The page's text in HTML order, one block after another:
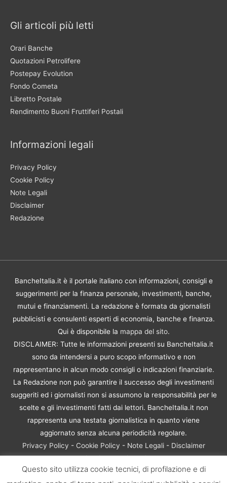
Gli articoli più letti
Orari Banche
Quotazioni Petrolifere
Postepay Evolution
Fondo Cometa
Libretto Postale
Rendimento Buoni Fruttiferi Postali
Informazioni legali
Privacy Policy
Cookie Policy
Note Legali
Disclaimer
Redazione
BancheItalia.it è il portale italiano con informazioni, consigli e
suggerimenti per la finanza personale, investimenti, banche,
mutui e finanziamenti. La redazione è formata da giornalisti
pubblicisti e consulenti esperti di economia, banche e finanza.
Qui è disponibile la mappa del sito.
DISCLAIMER: Tutte le informazioni presenti su BancheItalia.it
sono da intendersi a puro scopo informativo e non
rappresentano in alcun modo consigli o indicazioni finanziarie.
La Redazione non può garantire il successo degli investimenti
suggeriti ed i giornalisti non si assumono la responsabilità per le
scelte e gli investimenti fatti dai lettori. BancheItalia.it non
rappresenta una testata giornalistica in quanto viene
aggiornato senza alcuna periodicità regolare.
Privacy Policy - Cookie Policy - Note Legali- Disclaimer
Rischio Investimenti
BancheItalia.it Copyright © 2021. Tutti i diritti sono riservati. |
Questo sito utilizza cookie tecnici, di profilazione e di